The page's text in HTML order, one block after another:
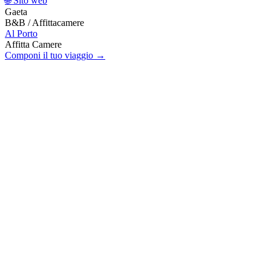
Gaeta
B&B / Affittacamere
Al Porto
Affitta Camere
Componi il tuo viaggio →